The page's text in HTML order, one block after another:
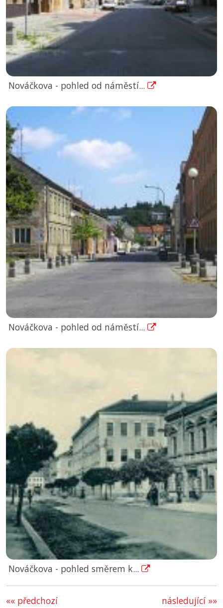
Nováčkova - pohled od náměstí...
Nováčkova - pohled od náměstí...
Nováčkova - pohled směrem k...
«« předchozí následující »»